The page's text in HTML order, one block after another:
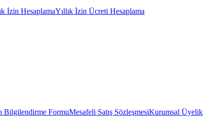
İzin HesaplamaYıllık İzin Ücreti Hesaplama
Bilgilendirme FormuMesafeli Satış SözleşmesiKurumsal Üyelik